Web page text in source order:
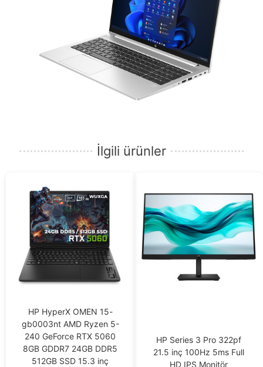
İlgili ürünler
HP HyperX OMEN 15-
gb0003nt AMD Ryzen 5-
240 GeForce RTX 5060
8GB GDDR7 24GB DDR5
512GB SSD 15.3 inç
HP Series 3 Pro 322pf
21.5 inç 100Hz 5ms Full
HD IPS Monitör